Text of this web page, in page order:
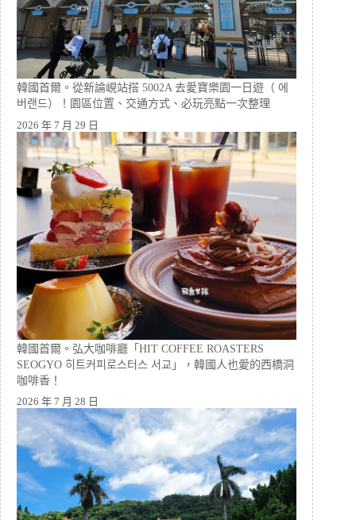
韓國首爾。從新論峴站搭 5002A 去愛寶樂園一日遊（ 에
버랜드）！園區位置、交通方式、必玩亮點一次整理
2026 年 7 月 29 日
韓國首爾。弘大咖啡廳「HIT COFFEE ROASTERS
SEOGYO 히트커피로스터스 서교」，韓國人也愛的西橋洞
咖啡香！
2026 年 7 月 28 日